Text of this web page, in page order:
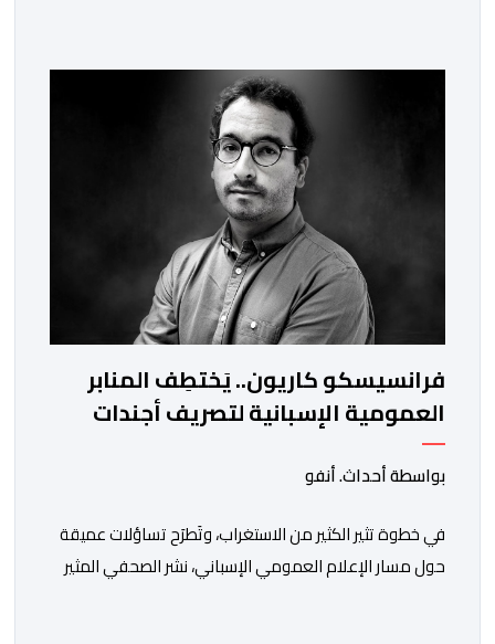
والعيون والدار البيضاء وبني ملال وابن جرير وطنجة وأصيلة،
وذلك في إطار دينامية داخلية تهدف لضخ دماء جديدة
والاستعانة بكفاءات أمنية شابة ومتمرسة، […]
فرانسيسكو كاريون.. يَختطِف المنابر
العمومية الإسبانية لتصريف أجندات
معادية للمغرب
بواسطة أحداث. أنفو
في خطوة تثير الكثير من الاستغراب، وتَطرَح تساؤلات عميقة
حول مسار الإعلام العمومي الإسباني، نشر الصحفي المثير